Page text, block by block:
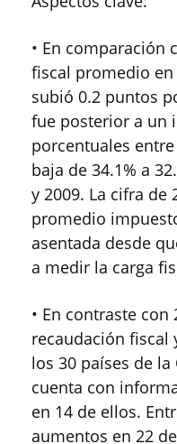
• En comparación
fiscal promedio en
subió 0.2 puntos
fue posterior a un
porcentuales
baja de 34.1% a
y 2009. La cifra de
promedio
asentada desde
a medir la carga
• En contraste
recaudación fiscal
los 30 países de la
cuenta con
en 14 de ellos.
aumentos en 22